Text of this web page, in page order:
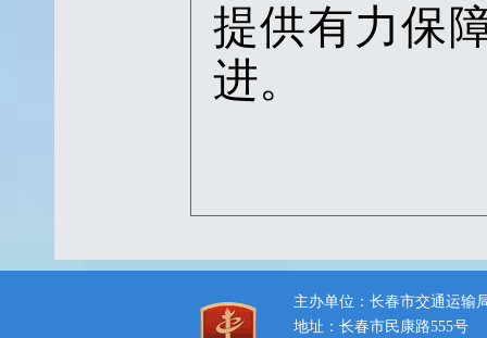
提供有力保
进。
主办单位：长春市交通运输
地址：长春市民康路555号